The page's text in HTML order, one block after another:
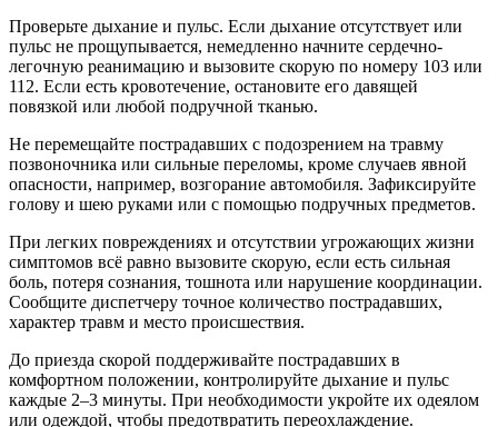
Проверьте дыхание и пульс. Если дыхание отсутствует или
пульс не прощупывается, немедленно начните сердечно-
легочную реанимацию и вызовите скорую по номеру 103 или
112. Если есть кровотечение, остановите его давящей
повязкой или любой подручной тканью.
Не перемещайте пострадавших с подозрением на травму
позвоночника или сильные переломы, кроме случаев явной
опасности, например, возгорание автомобиля. Зафиксируйте
голову и шею руками или с помощью подручных предметов.
При легких повреждениях и отсутствии угрожающих жизни
симптомов всё равно вызовите скорую, если есть сильная
боль, потеря сознания, тошнота или нарушение координации.
Сообщите диспетчеру точное количество пострадавших,
характер травм и место происшествия.
До приезда скорой поддерживайте пострадавших в
комфортном положении, контролируйте дыхание и пульс
каждые 2–3 минуты. При необходимости укройте их одеялом
или одеждой, чтобы предотвратить переохлаждение.